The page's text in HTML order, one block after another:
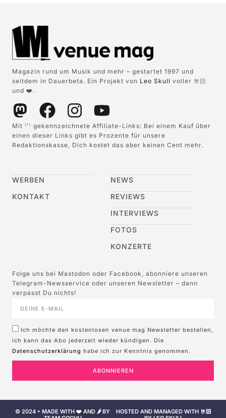
Magazin rund um Musik und mehr – gestartet 1997 und
seitdem in Dauerbeta. Ein Projekt von Leo Skull voller 🤘🏻
und ❤️.
Mit (*)
gekennzeichnete Affiliate-Links: Bei einem Kauf über
einen dieser Links gibt es Prozente für unsere
Redaktionskasse, Dich kostet das aber keinen Cent mehr.
WERBEN
KONTAKT
NEWS
REVIEWS
INTERVIEWS
FOTOS
KONZERTE
Folge uns bei Mastodon oder Facebook, abonniere unseren
Telegram-Newsservice oder unseren Newsletter – dann
verpasst Du nichts!
Ich möchte den kostenlosen venue mag Newsletter bestellen,
ich kann das Abo jederzeit wieder kündigen. Die
Datenschutzerklärung habe ich zur Kenntnis genommen.
ABONNIEREN
© 2024 • MADE WITH ❤️ AND 🌶️ BY
HOSTED AND MANAGED WITH 🤘🏻